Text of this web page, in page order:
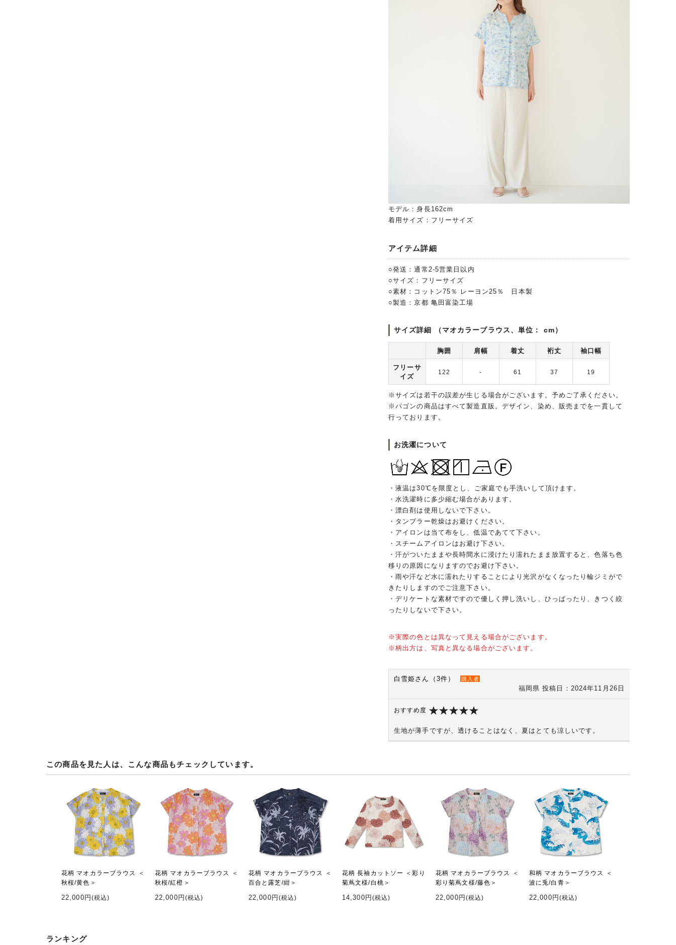
モデル：身長162cm
着用サイズ：フリーサイズ
アイテム詳細
○発送：通常2-5営業日以内
○サイズ：フリーサイズ
○素材：コットン75％ レーヨン25％ 日本製
○製造：京都 亀田富染工場
サイズ詳細 （マオカラーブラウス、単位： cm）
胸囲 肩幅 着丈 裄丈 袖口幅
フリーサ
イズ
122 - 61 37 19
※サイズは若干の誤差が生じる場合がございます。予めご了承ください。
※パゴンの商品はすべて製造直販。デザイン、染め、販売までを一貫して
行っております。
お洗濯について
・液温は30℃を限度とし、ご家庭でも手洗いして頂けます。
・水洗濯時に多少縮む場合があります。
・漂白剤は使用しないで下さい。
・タンブラー乾燥はお避けください。
・アイロンは当て布をし、低温であてて下さい。
・スチームアイロンはお避け下さい。
・汗がついたままや長時間水に浸けたり濡れたまま放置すると、色落ち色
移りの原因になりますのでお避け下さい。
・雨や汗など水に濡れたりすることにより光沢がなくなったり輪ジミがで
きたりしますのでご注意下さい。
・デリケートな素材ですので優しく押し洗いし、ひっぱったり、きつく絞
ったりしないで下さい。
※実際の色とは異なって見える場合がございます。
※柄出方は、写真と異なる場合がございます。
白雪姫さん（3件） 購入者
福岡県 投稿日：2024年11月26日
おすすめ度
生地が薄手ですが、透けることはなく、夏はとても涼しいです。
この商品を見た人は、こんな商品もチェックしています。
花柄 マオカラーブラウス ＜
秋桜/黄色＞
22,000円 (税込)
花柄 マオカラーブラウス ＜
秋桜/紅橙＞
22,000円 (税込)
花柄 マオカラーブラウス ＜
百合と露芝/紺＞
22,000円 (税込)
花柄 長袖カットソー ＜彩り
菊蔦文様/白桃＞
14,300円 (税込)
花柄 マオカラーブラウス ＜
彩り菊蔦文様/藤色＞
22,000円 (税込)
和柄 マオカラーブラウス ＜
波に兎/白青＞
22,000円 (税込)
ランキング